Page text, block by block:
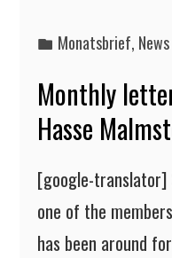
Monatsbrief, News
Monthly
Hasse
[google-translator]
one of the
has been around